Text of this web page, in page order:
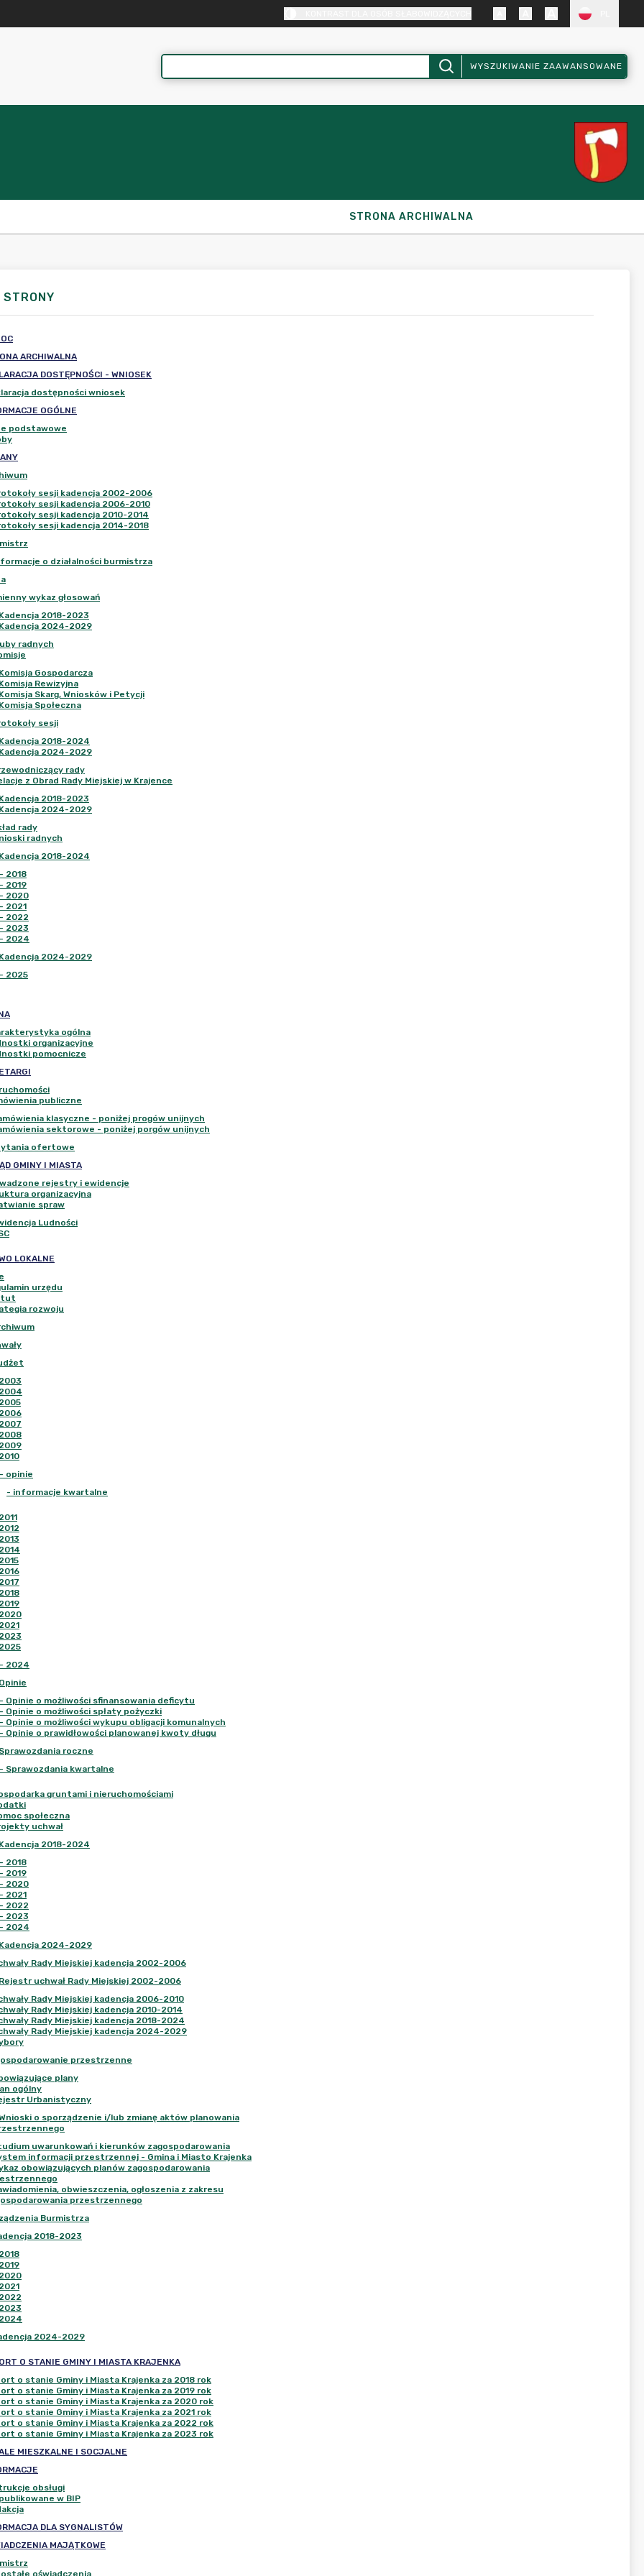
WYSZUKIWANIE ZAAWANSOWANE
STRONA ARCHIWALNA
STRONY
ARCHIWALNA
DOSTĘPNOŚCI - WNIOSEK
dostępności wniosek
OGÓLNE
podstawowe
sesji kadencja 2002-2006
sesji kadencja 2006-2010
sesji kadencja 2010-2014
sesji kadencja 2014-2018
o działalności burmistrza
wykaz głosowań
Kadencja 2018-2023
Kadencja 2024-2029
radnych
Komisja Gospodarcza
Komisja Rewizyjna
Komisja Skarg, Wniosków i Petycji
Komisja Społeczna
sesji
Kadencja 2018-2024
Kadencja 2024-2029
rady
z Obrad Rady Miejskiej w Krajence
Kadencja 2018-2023
Kadencja 2024-2029
rady
radnych
Kadencja 2018-2024
- 2018
- 2019
- 2020
- 2021
- 2022
- 2023
- 2024
Kadencja 2024-2029
- 2025
ogólna
organizacyjne
pomocnicze
publiczne
klasyczne - poniżej progów unijnych
sektorowe - poniżej porgów unijnych
ofertowe
GMINY I MIASTA
rejestry i ewidencje
organizacyjna
spraw
Ludności
LOKALNE
urzędu
rozwoju
2003
2004
2005
2006
2007
2008
2009
2010
- opinie
- informacje kwartalne
2011
2012
2013
2014
2015
2016
2017
2018
2019
2020
2021
2023
2025
- 2024
Opinie
- Opinie o możliwości sfinansowania deficytu
- Opinie o możliwości spłaty pożyczki
- Opinie o możliwości wykupu obligacji komunalnych
- Opinie o prawidłowości planowanej kwoty długu
Sprawozdania roczne
- Sprawozdania kwartalne
gruntami i nieruchomościami
społeczna
uchwał
Kadencja 2018-2024
- 2018
- 2019
- 2020
- 2021
- 2022
- 2023
- 2024
Kadencja 2024-2029
Rady Miejskiej kadencja 2002-2006
Rejestr uchwał Rady Miejskiej 2002-2006
Rady Miejskiej kadencja 2006-2010
Rady Miejskiej kadencja 2010-2014
Rady Miejskiej kadencja 2018-2024
Rady Miejskiej kadencja 2024-2029
przestrzenne
plany
ogólny
Urbanistyczny
o sporządzenie i/lub zmianę aktów planowania
uwarunkowań i kierunków zagospodarowania
informacji przestrzennej - Gmina i Miasto Krajenka
obowiązujących planów zagospodarowania
obwieszczenia, ogłoszenia z zakresu
przestrzennego
Burmistrza
2018-2023
2018
2019
2020
2021
2022
2023
2024
2024-2029
O STANIE GMINY I MIASTA KRAJENKA
o stanie Gminy i Miasta Krajenka za 2018 rok
o stanie Gminy i Miasta Krajenka za 2019 rok
o stanie Gminy i Miasta Krajenka za 2020 rok
o stanie Gminy i Miasta Krajenka za 2021 rok
o stanie Gminy i Miasta Krajenka za 2022 rok
o stanie Gminy i Miasta Krajenka za 2023 rok
MIESZKALNE I SOCJALNE
obsługi
w BIP
DLA SYGNALISTÓW
MAJĄTKOWE
oświadczenia